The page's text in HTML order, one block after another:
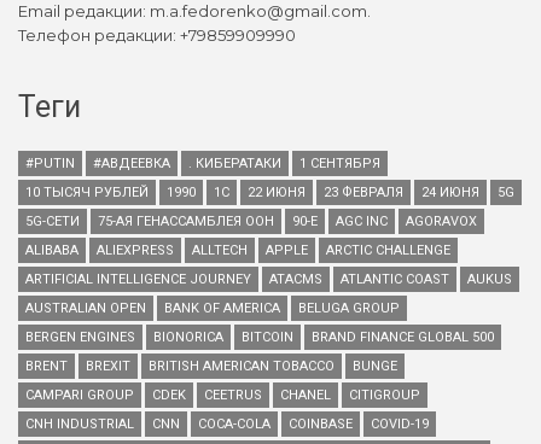
Email редакции: m.a.fedorenko@gmail.com.
Телефон редакции: +79859909990
Теги
#PUTIN #АВДЕЕВКА . КИБЕРАТАКИ
1 СЕНТЯБРЯ
10 ТЫСЯЧ РУБЛЕЙ
1990 1С 22 ИЮНЯ 23 ФЕВРАЛЯ 24 ИЮНЯ
5G
5G-СЕТИ
75-АЯ ГЕНАССАМБЛЕЯ ООН 90-Е AGC INC
AGORAVOX
ALIBABA
ALIEXPRESS ALLTECH APPLE
ARCTIC CHALLENGE
ARTIFICIAL INTELLIGENCE JOURNEY
ATACMS ATLANTIC COAST
AUKUS
AUSTRALIAN OPEN
BANK OF AMERICA
BELUGA GROUP
BERGEN ENGINES
BIONORICA BITCOIN
BRAND FINANCE GLOBAL 500
BRENT
BREXIT BRITISH AMERICAN TOBACCO
BUNGE
CAMPARI GROUP
CDEK CEETRUS CHANEL
CITIGROUP
CNH INDUSTRIAL
CNN COCA-COLA COINBASE
COVID-19